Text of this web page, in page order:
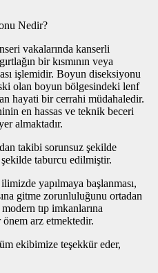
Nedir?
vakalarında kanserli
bir kısmının veya
işlemidir. Boyun diseksiyonu
olan boyun bölgesindeki lenf
hayati bir cerrahi müdahaledir.
en hassas ve teknik beceri
almaktadır.
takibi sorunsuz şekilde
şekilde taburcu edilmiştir.
yapılmaya başlanması,
gitme zorunluluğunu ortadan
tıp imkanlarına
arz etmektedir.
ekibimize teşekkür eder,